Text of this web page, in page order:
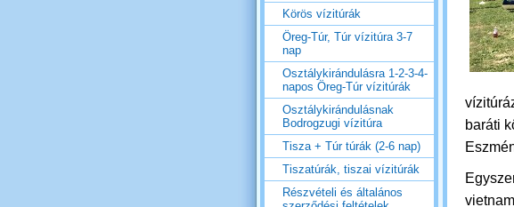
baráti
Körös vízitúrák
Öreg-Túr, Túr vízitúra 3-7
nap
Osztálykirándulásra 1-2-3-4-
napos Öreg-Túr vízitúrák
Osztálykirándulásnak
Bodrogzugi vízitúra
Tisza + Túr túrák (2-6 nap)
Tiszatúrák, tiszai vízitúrák
Részvételi és általános